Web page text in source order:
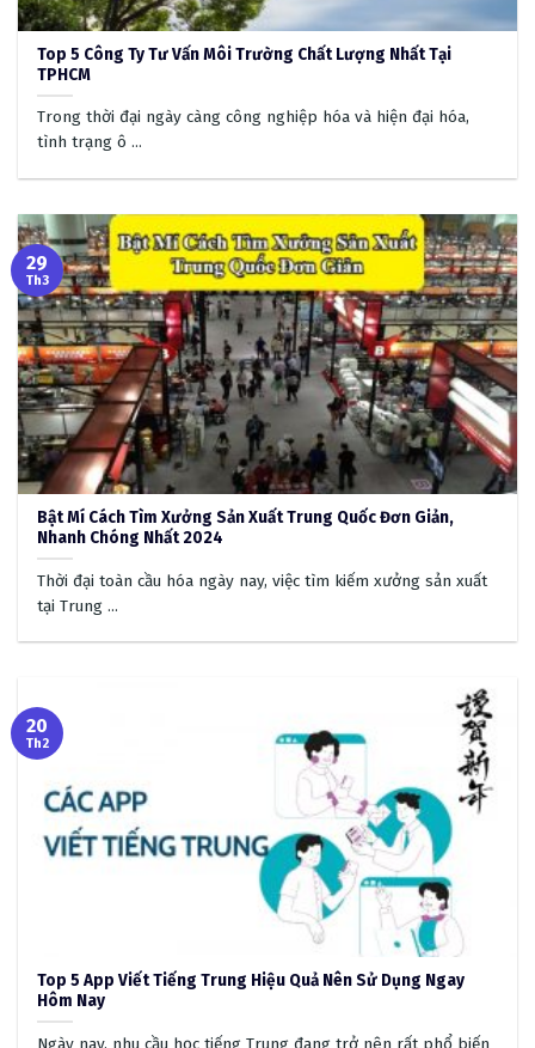
Top 5 Công Ty Tư Vấn Môi Trường Chất Lượng Nhất Tại
TPHCM
Trong thời đại ngày càng công nghiệp hóa và hiện đại hóa,
tình trạng ô ...
Bật Mí Cách Tìm Xưởng Sản Xuất Trung Quốc Đơn Giản,
Nhanh Chóng Nhất 2024
Thời đại toàn cầu hóa ngày nay, việc tìm kiếm xưởng sản xuất
tại Trung ...
29
Th3
Top 5 App Viết Tiếng Trung Hiệu Quả Nên Sử Dụng Ngay
Hôm Nay
Ngày nay, nhu cầu học tiếng Trung đang trở nên rất phổ biến
20
Th2